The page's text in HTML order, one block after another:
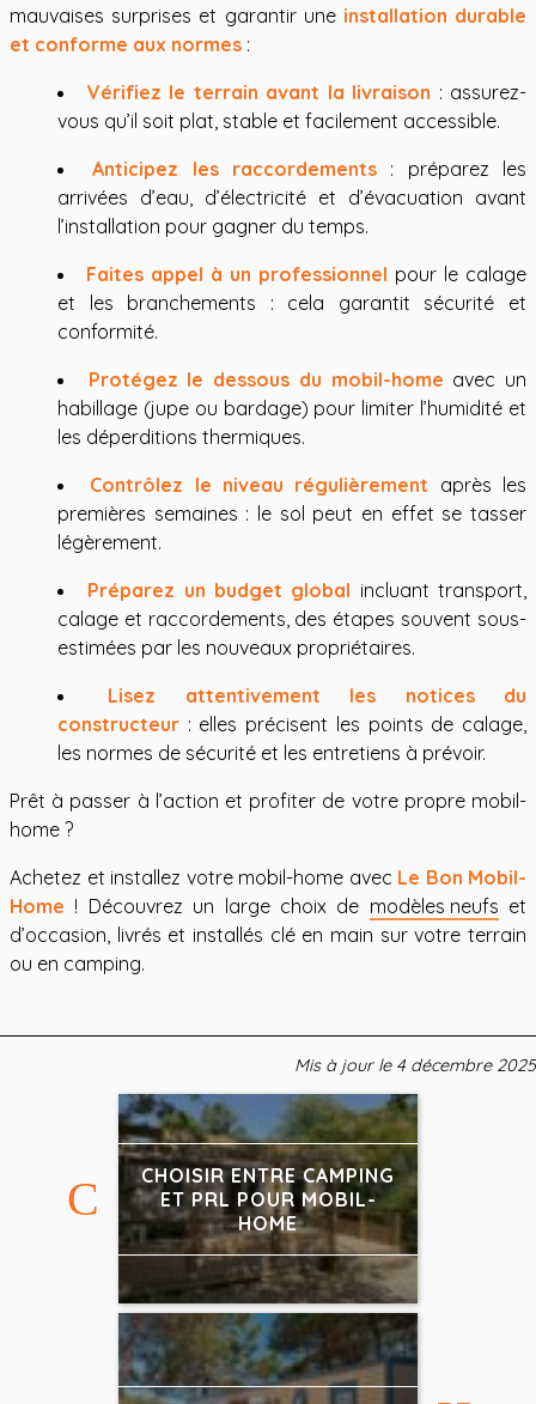
mauvaises surprises et garantir une installation durable
et conforme aux normes :
Vérifiez le terrain avant la livraison : assurez-
vous qu’il soit plat, stable et facilement accessible.
Anticipez les raccordements : préparez les
arrivées d’eau, d’électricité et d’évacuation avant
l’installation pour gagner du temps.
Faites appel à un professionnel pour le calage
et les branchements : cela garantit sécurité et
conformité.
Protégez le dessous du mobil-home avec un
habillage (jupe ou bardage) pour limiter l’humidité et
les déperditions thermiques.
Contrôlez le niveau régulièrement après les
premières semaines : le sol peut en effet se tasser
légèrement.
Préparez un budget global incluant transport,
calage et raccordements, des étapes souvent sous-
estimées par les nouveaux propriétaires.
Lisez attentivement les notices du
constructeur : elles précisent les points de calage,
les normes de sécurité et les entretiens à prévoir.
Prêt à passer à l’action et profiter de votre propre mobil-
home ?
Achetez et installez votre mobil-home avec Le Bon Mobil-
Home ! Découvrez un large choix de modèles neufs et
d’occasion, livrés et installés clé en main sur votre terrain
ou en camping.
Mis à jour le 4 décembre 2025
CHOISIR ENTRE CAMPING
ET PRL POUR MOBIL-
HOME